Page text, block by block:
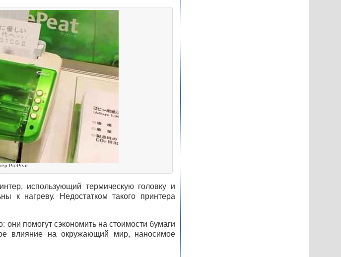
PrePeat
использующий термическую головку и
к нагреву. Недостатком такого принтера
помогут сэкономить на стоимости бумаги
влияние на окружающий мир, наносимое